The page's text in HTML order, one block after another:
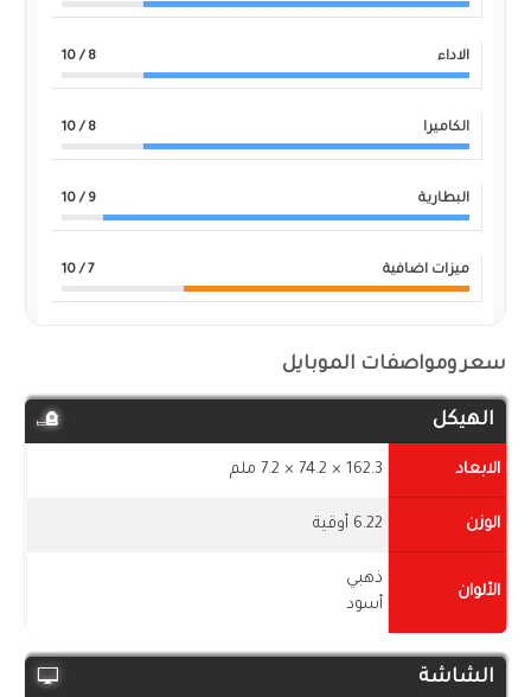
الاداء 8
/ 10
الكاميرا 8
/ 10
البطارية 9
/ 10
ميزات اضافية 7
/ 10
سعر ومواصفات الموبايل
الهيكل
الابعاد 162.3 × 74.2 × 7.2 ملم
الوزن 6.22 أوقية
الألوان
ذهبي
أسود
الشاشة